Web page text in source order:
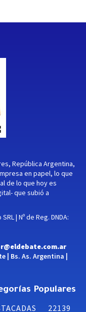
República Argentina,
en papel, lo que
de lo que hoy es
que subió a
| Nº de Reg. DNDA:
| Bs. As. Argentina |
Populares
22139